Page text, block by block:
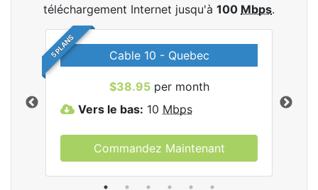
téléchargement Internet jusqu'à 100 Mbps.
5 PLANS Cable 10 - Quebec
$38.95per month
Vers le bas: 10 Mbps
Commandez Maintenant